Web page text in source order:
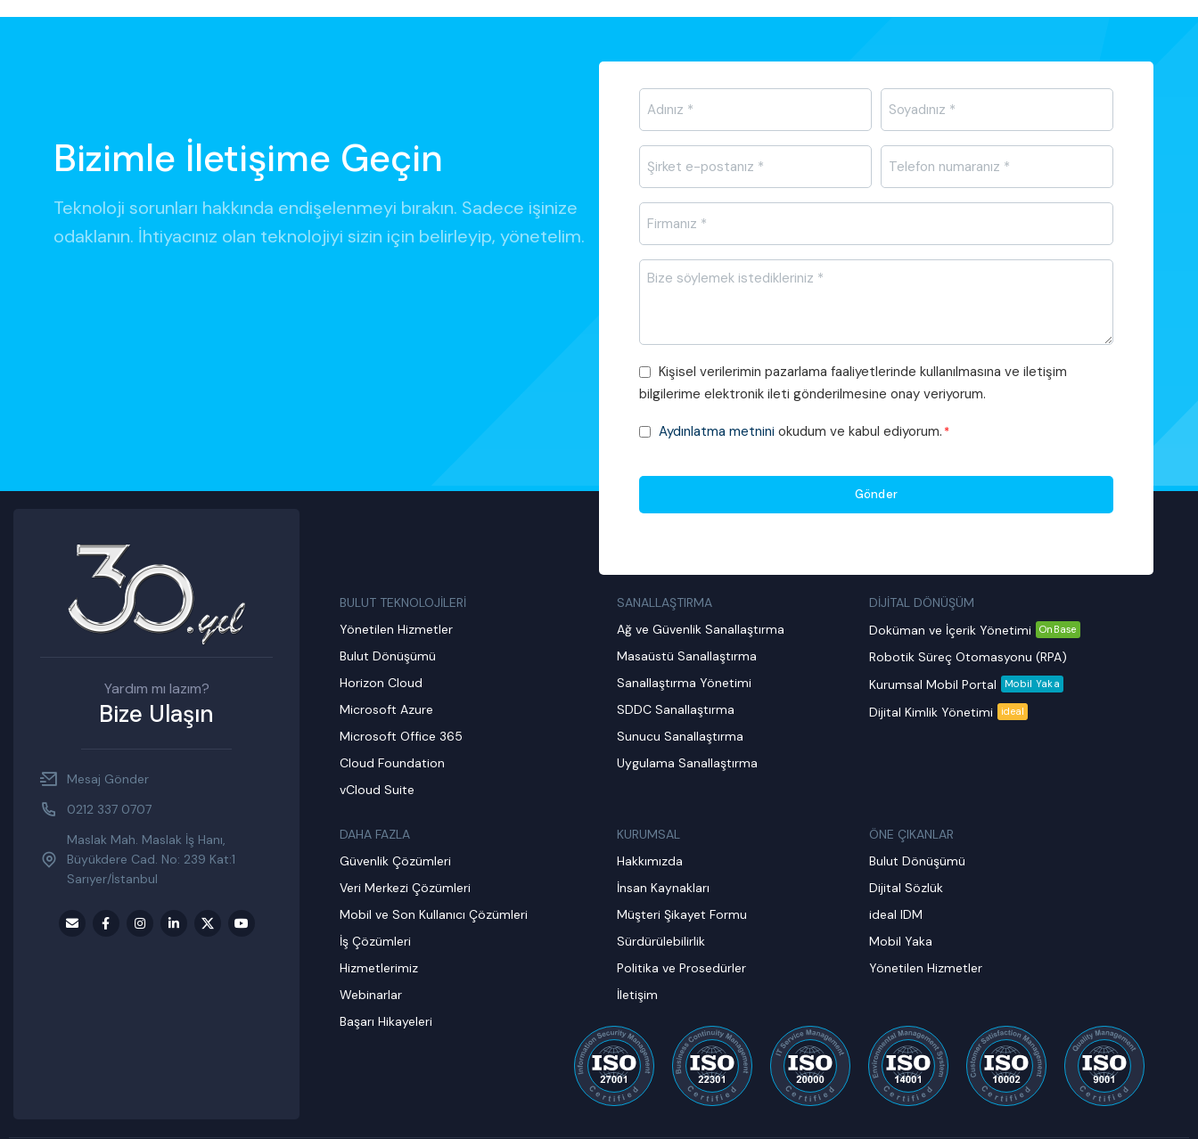
Bizimle İletişime Geçin
Teknoloji sorunları hakkında endişelenmeyi bırakın. Sadece işinize
odaklanın. İhtiyacınız olan teknolojiyi sizin için belirleyip, yönetelim.
Ad-
Soyad
posta
*
*
Mesajı
Pazarlama
Faaliyetleri
Onayı
Kişisel verilerimin pazarlama faaliyetlerinde kullanılmasına ve iletişim
bilgilerime elektronik ileti gönderilmesine onay veriyorum.
KVKKAydınlatma metnini okudum ve kabul ediyorum. *
Yardım mı lazım?
Bize Ulaşın
Mesaj Gönder
0212 337 0707
Maslak Mah. Maslak İş Hanı,
Büyükdere Cad. No: 239 Kat:1
Sarıyer/İstanbul
BULUT TEKNOLOJİLERİ
Yönetilen Hizmetler
Bulut Dönüşümü
Horizon Cloud
Microsoft Azure
Microsoft Office 365
Cloud Foundation
vCloud Suite
SANALLAŞTIRMA
Ağ ve Güvenlik Sanallaştırma
Masaüstü Sanallaştırma
Sanallaştırma Yönetimi
SDDC Sanallaştırma
Sunucu Sanallaştırma
Uygulama Sanallaştırma
DİJİTAL DÖNÜŞÜM
Doküman ve İçerik Yönetimi
OnBase
Robotik Süreç Otomasyonu (RPA)
Kurumsal Mobil Portal
Mobil Yaka
Dijital Kimlik Yönetimi ideal
DAHA FAZLA
Güvenlik Çözümleri
Veri Merkezi Çözümleri
Mobil ve Son Kullanıcı Çözümleri
İş Çözümleri
Hizmetlerimiz
Webinarlar
Başarı Hikayeleri
KURUMSAL
Hakkımızda
İnsan Kaynakları
Müşteri Şikayet Formu
Sürdürülebilirlik
Politika ve Prosedürler
İletişim
ÖNE ÇIKANLAR
Bulut Dönüşümü
Dijital Sözlük
ideal IDM
Mobil Yaka
Yönetilen Hizmetler